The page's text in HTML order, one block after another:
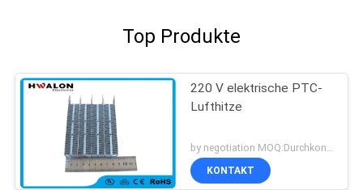
Top Produkte
220 V elektrische PTC-
Lufthitze
by negotiation MOQ:Durchkontaktierung
KONTAKT